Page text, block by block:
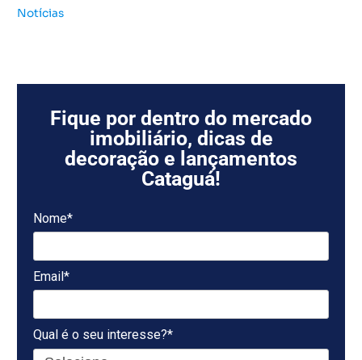
Notícias
Fique por dentro do mercado
imobiliário, dicas de
decoração e lançamentos
Cataguá!
Nome*
Email*
Qual é o seu interesse?*